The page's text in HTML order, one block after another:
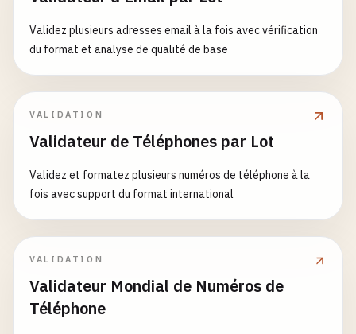
Validez plusieurs adresses email à la fois avec vérification
du format et analyse de qualité de base
VALIDATION
Validateur de Téléphones par Lot
Validez et formatez plusieurs numéros de téléphone à la
fois avec support du format international
VALIDATION
Validateur Mondial de Numéros de
Téléphone